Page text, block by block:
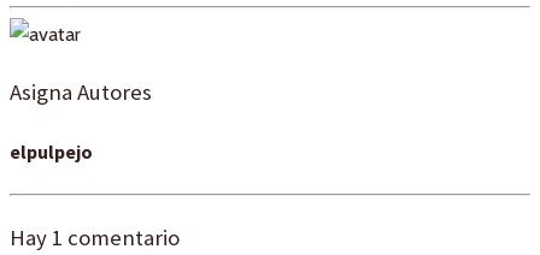
Asigna Autores
elpulpejo
Hay 1 comentario